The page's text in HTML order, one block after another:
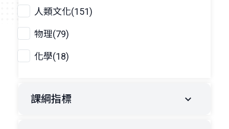
人類文化(151)
物理(79)
化學(18)
課綱指標